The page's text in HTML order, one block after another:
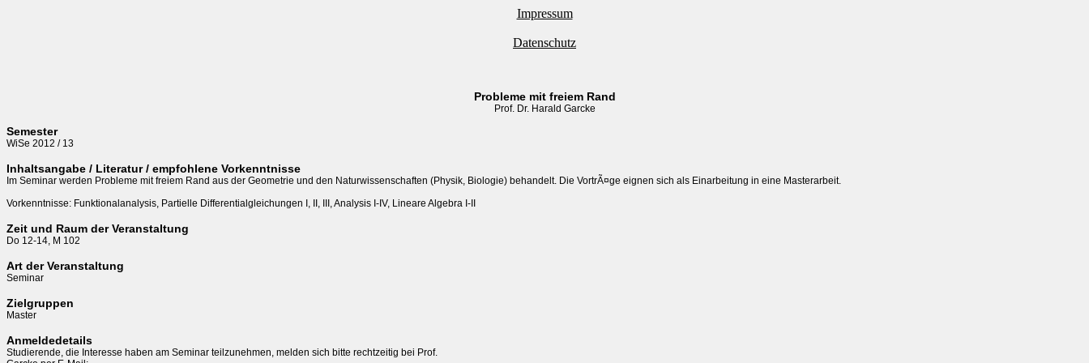
Impressum
Datenschutz
Probleme mit freiem Rand
Prof. Dr. Harald Garcke
Semester
WiSe 2012 / 13
Inhaltsangabe / Literatur / empfohlene Vorkenntnisse
Im Seminar werden Probleme mit freiem Rand aus der Geometrie und den Naturwissenschaften (Physik, Biologie) behandelt. Die VortrÃ¤ge eignen sich als Einarbeitung in eine Masterarbeit.
Vorkenntnisse: Funktionalanalysis, Partielle Differentialgleichungen I, II, III, Analysis I-IV, Lineare Algebra I-II
Zeit und Raum der Veranstaltung
Do 12-14, M 102
Art der Veranstaltung
Seminar
Zielgruppen
Master
Anmeldedetails
Studierende, die Interesse haben am Seminar teilzunehmen, melden sich bitte rechtzeitig bei Prof.